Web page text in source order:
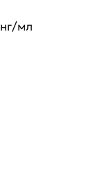
мл